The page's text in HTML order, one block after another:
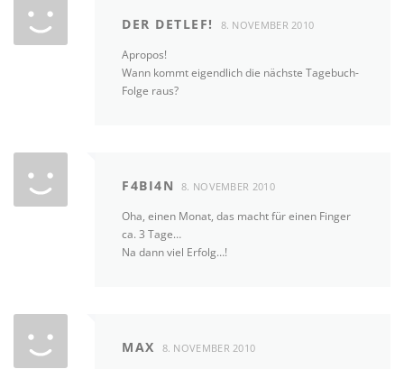
DER DETLEF! 8. NOVEMBER 2010
Apropos!
Wann kommt eigendlich die nächste Tagebuch-
Folge raus?
F4BI4N 8. NOVEMBER 2010
Oha, einen Monat, das macht für einen Finger
ca. 3 Tage…
Na dann viel Erfolg…!
MAX 8. NOVEMBER 2010